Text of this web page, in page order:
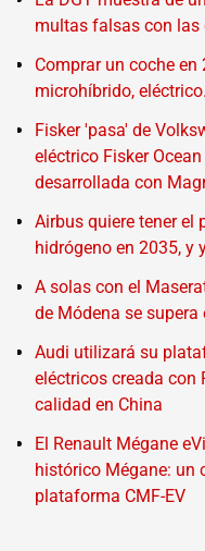
multas falsas con las
Comprar un coche
microhíbrido,
Fisker 'pasa' de
eléctrico Fisker
desarrollada con
Airbus quiere tener el
hidrógeno en 2035, y
A solas con el
de Módena se
Audi utilizará su
eléctricos creada con
calidad en China
El Renault Mégane
histórico Mégane: un
plataforma CMF-EV